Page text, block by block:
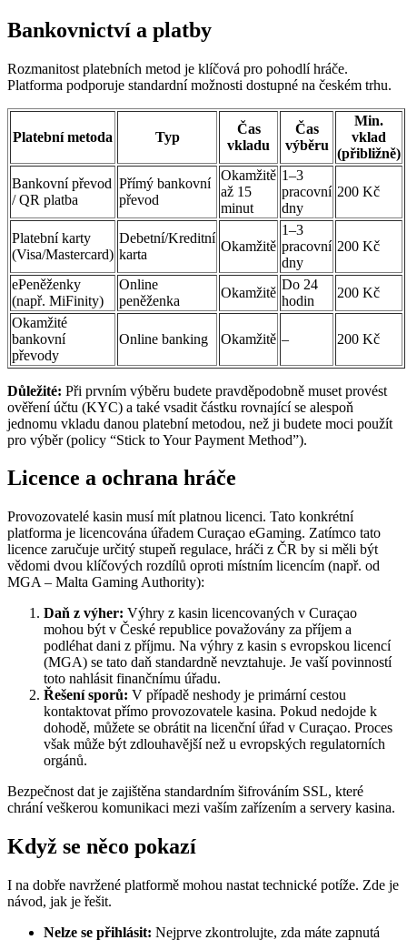
Bankovnictví a platby
Rozmanitost platebních metod je klíčová pro pohodlí hráče.
Platforma podporuje standardní možnosti dostupné na českém trhu.
Platební metoda Typ
Čas
vkladu
Čas
výběru
Min.
vklad
(přibližně)
Bankovní převod
/ QR platba
Přímý bankovní
převod
Okamžitě
až 15
minut
1–3
pracovní
dny
200 Kč
Platební karty
(Visa/Mastercard)
Debetní/Kreditní
karta
Okamžitě
1–3
pracovní
dny
200 Kč
ePeněženky
(např. MiFinity)
Online
peněženka
Okamžitě
Do 24
hodin
200 Kč
Okamžité
bankovní
převody
Online banking Okamžitě – 200 Kč
Důležité: Při prvním výběru budete pravděpodobně muset provést
ověření účtu (KYC) a také vsadit částku rovnající se alespoň
jednomu vkladu danou platební metodou, než ji budete moci použít
pro výběr (policy “Stick to Your Payment Method”).
Licence a ochrana hráče
Provozovatelé kasin musí mít platnou licenci. Tato konkrétní
platforma je licencována úřadem Curaçao eGaming. Zatímco tato
licence zaručuje určitý stupeň regulace, hráči z ČR by si měli být
vědomi dvou klíčových rozdílů oproti místním licencím (např. od
MGA – Malta Gaming Authority):
Daň z výher: Výhry z kasin licencovaných v Curaçao
mohou být v České republice považovány za příjem a
podléhat dani z příjmu. Na výhry z kasin s evropskou licencí
(MGA) se tato daň standardně nevztahuje. Je vaší povinností
toto nahlásit finančnímu úřadu.
Řešení sporů: V případě neshody je primární cestou
kontaktovat přímo provozovatele kasina. Pokud nedojde k
dohodě, můžete se obrátit na licenční úřad v Curaçao. Proces
však může být zdlouhavější než u evropských regulatorních
orgánů.
Bezpečnost dat je zajištěna standardním šifrováním SSL, které
chrání veškerou komunikaci mezi vaším zařízením a servery kasina.
Když se něco pokazí
I na dobře navržené platformě mohou nastat technické potíže. Zde je
návod, jak je řešit.
Nelze se přihlásit: Nejprve zkontrolujte, zda máte zapnutá